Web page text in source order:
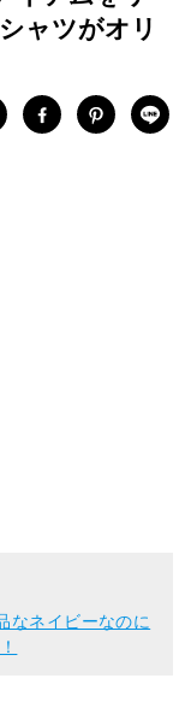
ャツがオリ
なネイビーなのに